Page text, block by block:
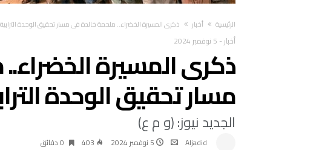
‫الرئيسية‬ أخبار ذكرى المسيرة الخضراء.. ملحمة خالدة في مسار تحقيق الوحدة الترابية
أخبار- 5 نوفمبر 2024
ذكرى المسيرة
مسار تحقيق الوحدة
الجديد نيوز: (و م ع)
Aljadid 5 نوفمبر 2024 403 0 ‫دقائق‬